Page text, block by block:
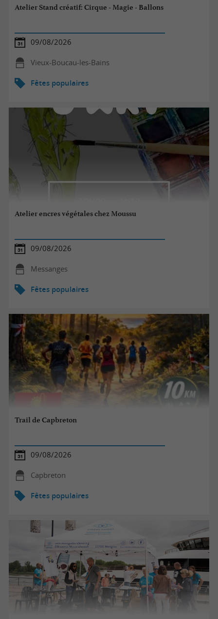
Atelier Stand créatif: Cirque - Magie - Ballons
09/08/2026
Vieux-Boucau-les-Bains
Fêtes populaires
Atelier encres végétales chez Moussu
09/08/2026
Messanges
Fêtes populaires
Trail de Capbreton
09/08/2026
Capbreton
Fêtes populaires